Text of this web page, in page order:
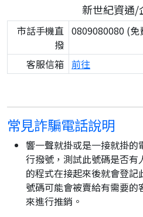
新世紀資通/
市話手機直
撥
0809080080 (免
客服信箱 前往
常見詐騙電話說明
響一聲就掛或是一接就掛
行撥號，測試此號碼是否有
的程式在接起來後就會登
號碼可能會被賣給有需要
來進行推銷。